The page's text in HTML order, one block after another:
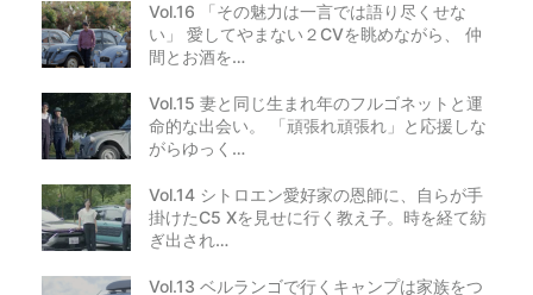
Vol.16 「その魅力は一言では語り尽くせな
い」 愛してやまない２CVを眺めながら、 仲
間とお酒を…
Vol.15 妻と同じ生まれ年のフルゴネットと運
命的な出会い。 「頑張れ頑張れ」と応援しな
がらゆっく…
Vol.14 シトロエン愛好家の恩師に、自らが手
掛けたC5 Xを見せに行く教え子。時を経て紡
ぎ出され…
Vol.13 ベルランゴで行くキャンプは家族をつ